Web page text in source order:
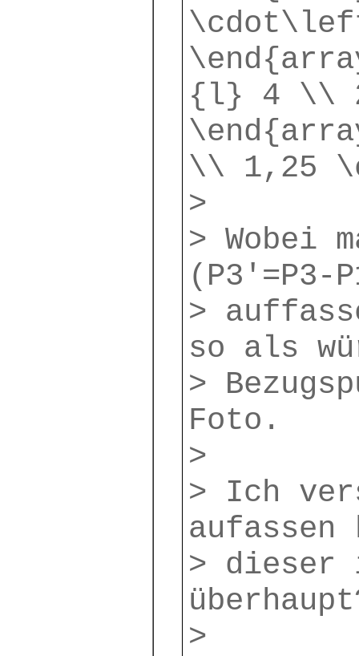
{l} 4 \\
\\ 1,25
>
> Wobei
>
so als
>
Foto.
>
> Ich
aufassen
> dieser
>